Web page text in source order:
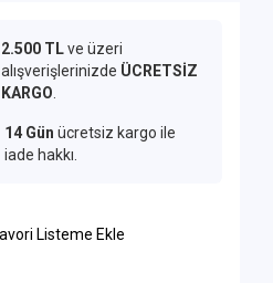
2.500 TLve üzeri
alışverişlerinizde ÜCRETSİZ
KARGO
14 Gün ücretsiz kargo ile
iade hakkı.